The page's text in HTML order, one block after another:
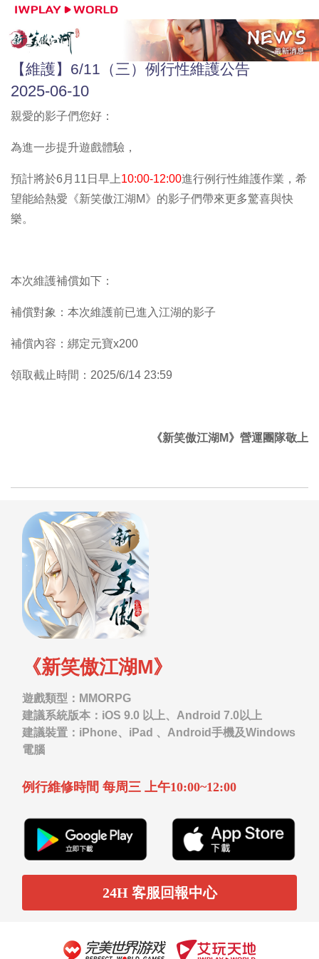
【維護】6/11（三）例行性維護公告
2025-06-10
親愛的影子們您好：
為進一步提升遊戲體驗，
預計將於6月11日 早上10:00-12:00進行例行性維護作業，希
望能給熱愛《新笑傲江湖M》的影子們帶來更多驚喜與快
樂。
本次維護補償如下：
補償對象：本次維護前已進入江湖的影子
補償內容：綁定元寶x200
領取截止時間：2025/6/14 23:59
《新笑傲江湖M》營運團隊敬上
《新笑傲江湖M》
遊戲類型：MMORPG
建議系統版本：iOS 9.0 以上、Android 7.0以上
建議裝置：iPhone、iPad 、Android手機及Windows
電腦
例行維修時間 每周三 上午10:00~12:00
24H 客服回報中心